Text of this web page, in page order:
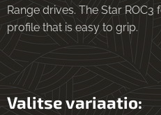
Range drives. The Star
profile that is easy to grip.
Valitse variaatio: